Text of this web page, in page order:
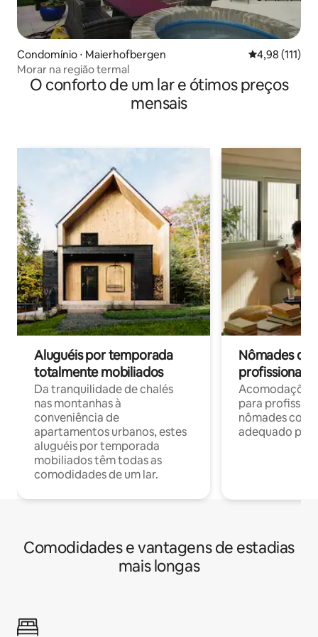
Condomínio ⋅ Maierhofbergen 4,98 de uma
4,98 (111)
Morar na região termal
O conforto de um lar e ótimos preços
mensais
Aluguéis por temporada
totalmente mobiliados
Da tranquilidade de chalés
nas montanhas à
conveniência de
apartamentos urbanos, estes
aluguéis por temporada
mobiliados têm todas as
comodidades de um lar.
Nômades
profissionais
para
nômades com
adequado
Comodidades e vantagens de estadias
mais longas